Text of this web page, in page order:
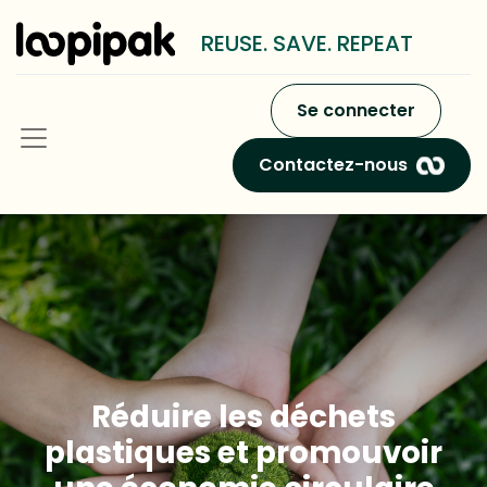
REUSE. SAVE. REPEAT
Se connecter
Contactez-nous
Réduire les déchets
plastiques et promouvoir